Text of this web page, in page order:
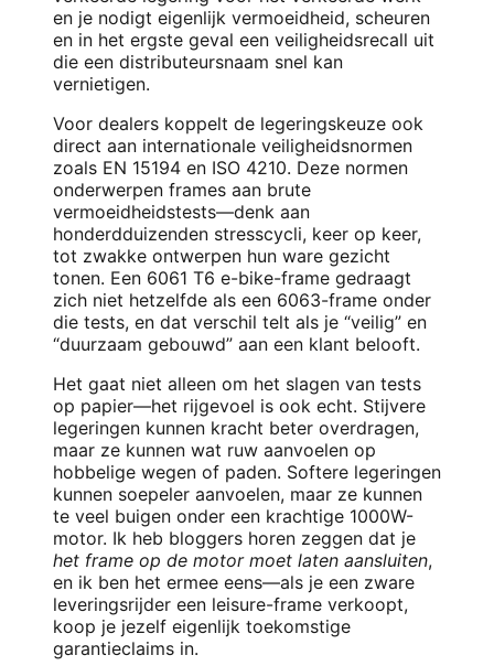
en je nodigt eigenlijk vermoeidheid, scheuren
en in het ergste geval een veiligheidsrecall uit
die een distributeursnaam snel kan
vernietigen.
Voor dealers koppelt de legeringskeuze ook
direct aan internationale veiligheidsnormen
zoals EN 15194 en ISO 4210. Deze normen
onderwerpen frames aan brute
vermoeidheidstests—denk aan
honderdduizenden stresscycli, keer op keer,
tot zwakke ontwerpen hun ware gezicht
tonen. Een 6061 T6 e-bike-frame gedraagt
zich niet hetzelfde als een 6063-frame onder
die tests, en dat verschil telt als je “veilig” en
“duurzaam gebouwd” aan een klant belooft.
Het gaat niet alleen om het slagen van tests
op papier—het rijgevoel is ook echt. Stijvere
legeringen kunnen kracht beter overdragen,
maar ze kunnen wat ruw aanvoelen op
hobbelige wegen of paden. Softere legeringen
kunnen soepeler aanvoelen, maar ze kunnen
te veel buigen onder een krachtige 1000W-
motor. Ik heb bloggers horen zeggen dat je
het frame op de motor moet laten aansluiten,
en ik ben het ermee eens—als je een zware
leveringsrijder een leisure-frame verkoopt,
koop je jezelf eigenlijk toekomstige
garantieclaims in.